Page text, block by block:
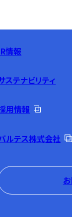
情報
ステナビリティ
用情報
ルテス株式会社